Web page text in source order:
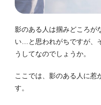
影のある人は掴みどころが
い…と思われがちですが、
うしてなのでしょうか。
ここでは、影のある人に惹
す。